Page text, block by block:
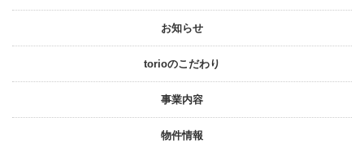
お知らせ
torioのこだわり
事業内容
物件情報